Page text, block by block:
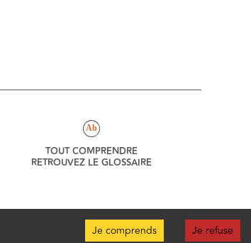
Je comprends Je refuse
Ab
TOUT COMPRENDRE
RETROUVEZ LE GLOSSAIRE